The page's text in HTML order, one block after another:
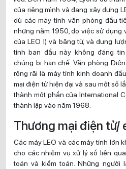
của riêng mình và đang xây dựng
dù các máy tính văn phòng đầu
những năm 1950, do việc sử dụng
của LEO I) và băng từ, và dung
tính ban đầu này không đáng
chúng bị hạn chế. Văn phòng
rộng rãi là máy tính kinh doanh
mại điện tử hiện đại và sau một số
thành một phần của International
thành lập vào năm 1968.
Thương mại điện tử/
Các máy LEO và các máy tính lớn
cho các nhiệm vụ xử lý số liên
toán và kiểm toán. Những người